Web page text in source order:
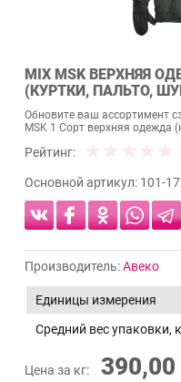
MIX MSK ВЕРХНЯЯ
(КУРТКИ, ПАЛЬТО,
Обновите ваш ассортимент
MSK 1 Сорт верхняя одежда
Рейтинг:
Основной артикул: 101-
Производитель:Авеко
Единицы измерения
Средний вес упаковки,
Цена за кг: